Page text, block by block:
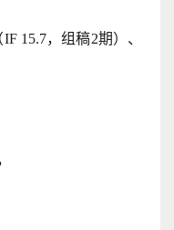
15.7，组稿2期）、